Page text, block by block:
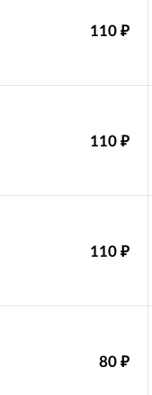
110 ₽
110 ₽
110 ₽
80 ₽